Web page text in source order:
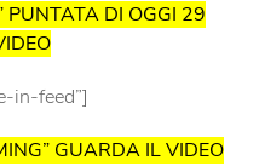
PUNTATA DI OGGI 29
in-feed”]
GUARDA IL VIDEO